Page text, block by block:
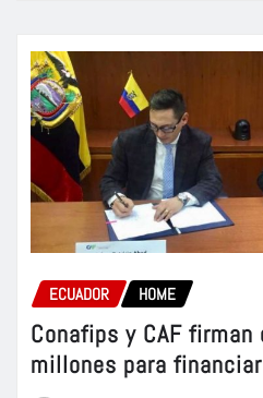
ECUADOR HOME
Conafips y CAF
millones para